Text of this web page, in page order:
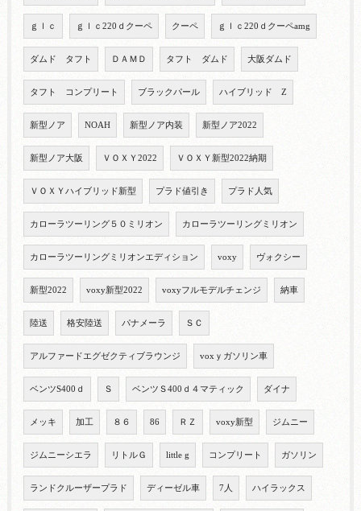
ｇｌｃ ｇｌｃ220ｄクーペ クーペ ｇｌｃ220ｄクーペamg
ダムド タフト ＤＡＭＤ タフト ダムド 大阪ダムド
タフト コンプリート ブラックパール ハイブリッド Z
新型ノア NOAH 新型ノア内装 新型ノア2022
新型ノア大阪 ＶＯＸＹ2022 ＶＯＸＹ新型2022納期
ＶＯＸＹハイブリッド新型 プラド値引き プラド人気
カローラツーリング５０ミリオン カローラツーリングミリオン
カローラツーリングミリオンエディション voxy ヴォクシー
新型2022 voxy新型2022 voxyフルモデルチェンジ 納車
陸送 格安陸送 パナメーラ ＳＣ
アルファードエグゼクティブラウンジ voxｙガソリン車
ベンツS400ｄ Ｓ ベンツＳ400ｄ４マティック ダイナ
メッキ 加工 ８６ 86 ＲＺ voxy新型 ジムニー
ジムニーシエラ リトルＧ little g コンプリート ガソリン
ランドクルーザープラド ディーゼル車 7人 ハイラックス